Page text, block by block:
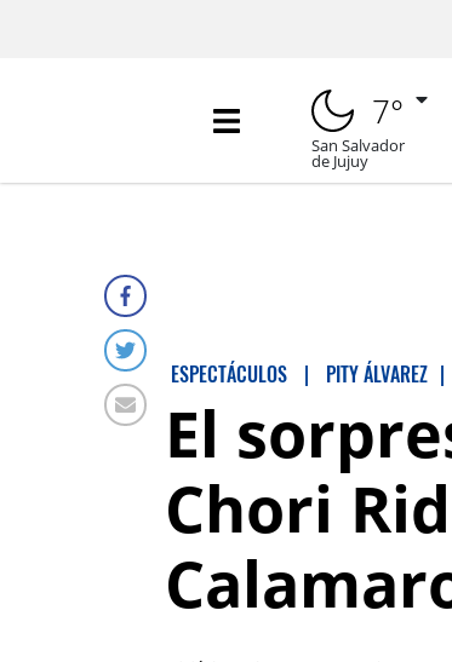
7°
San Salvador
de Jujuy
ESPECTÁCULOS | PITY ÁLVAREZ |
El
Chori